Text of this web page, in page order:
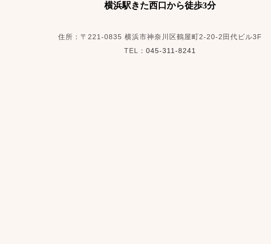
横浜駅きた西口から徒歩3分
住所：〒221-0835 横浜市神奈川区鶴屋町2-20-2田代ビル3F
TEL： 045-311-8241